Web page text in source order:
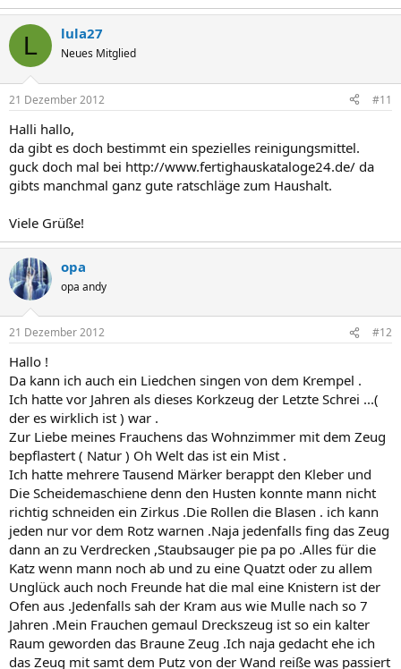
L lula27
Neues Mitglied
21 Dezember 2012 #11
Halli hallo,
da gibt es doch bestimmt ein spezielles reinigungsmittel.
guck doch mal bei http://www.fertighauskataloge24.de/ da
gibts manchmal ganz gute ratschläge zum Haushalt.
Viele Grüße!
opa
opa andy
21 Dezember 2012 #12
Hallo !
Da kann ich auch ein Liedchen singen von dem Krempel .
Ich hatte vor Jahren als dieses Korkzeug der Letzte Schrei ...(
der es wirklich ist ) war .
Zur Liebe meines Frauchens das Wohnzimmer mit dem Zeug
bepflastert ( Natur ) Oh Welt das ist ein Mist .
Ich hatte mehrere Tausend Märker berappt den Kleber und
Die Scheidemaschiene denn den Husten konnte mann nicht
richtig schneiden ein Zirkus .Die Rollen die Blasen . ich kann
jeden nur vor dem Rotz warnen .Naja jedenfalls fing das Zeug
dann an zu Verdrecken ,Staubsauger pie pa po .Alles für die
Katz wenn mann noch ab und zu eine Quatzt oder zu allem
Unglück auch noch Freunde hat die mal eine Knistern ist der
Ofen aus .Jedenfalls sah der Kram aus wie Mulle nach so 7
Jahren .Mein Frauchen gemaul Dreckszeug ist so ein kalter
Raum geworden das Braune Zeug .Ich naja gedacht ehe ich
das Zeug mit samt dem Putz von der Wand reiße was passiert